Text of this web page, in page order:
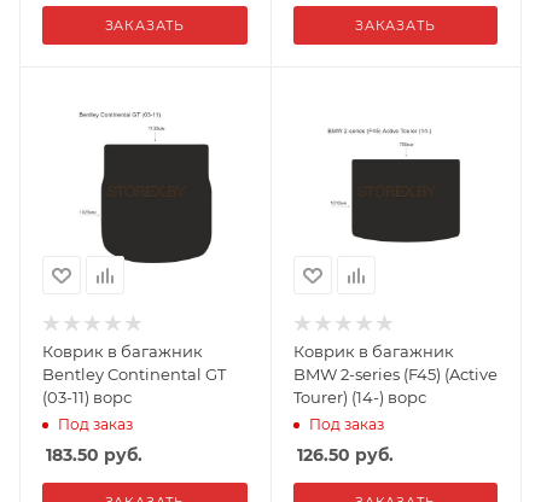
ЗАКАЗАТЬ ЗАКАЗАТЬ
Коврик в багажник
Bentley Continental GT
(03-11) ворс
Под заказ
183.50 руб.
Коврик в багажник
BMW 2-series (F45) (Active
Tourer) (14-) ворс
Под заказ
126.50 руб.